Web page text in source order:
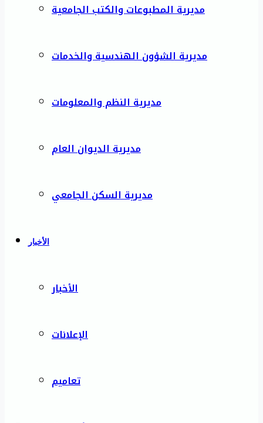
مديرية المطبوعات والكتب الجامعية
مديرية الشؤون الهندسية والخدمات
مديرية النظم والمعلومات
مديرية الديوان العام
مديرية السكن الجامعي
الأخبار
الأخبار
الإعلانات
تعاميم